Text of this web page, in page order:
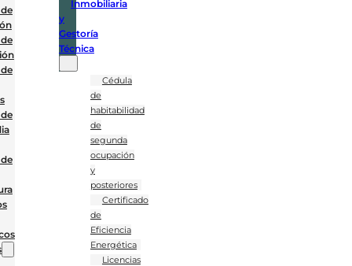
Inmobiliaria
y
Gestoría
Técnica
Cédula
de
habitabilidad
de
segunda
ocupación
y
posteriores
Certificado
de
Eficiencia
Energética
Licencias